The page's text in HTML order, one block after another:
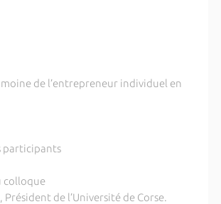
de l’entrepreneur individuel en
participants
colloque
de l’Université de Corse.